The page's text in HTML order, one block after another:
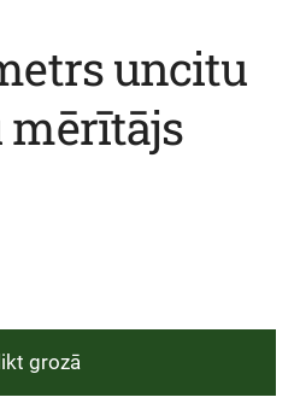
uncitu
mērītājs
grozā